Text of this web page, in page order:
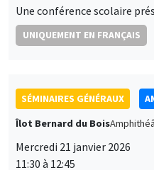
Îlot Bernard du Bois
Mercredi 21 janvier 2026
Elena Herold
Ifo Institute
Joint Taxation and Intra-
Same-Sex Couples